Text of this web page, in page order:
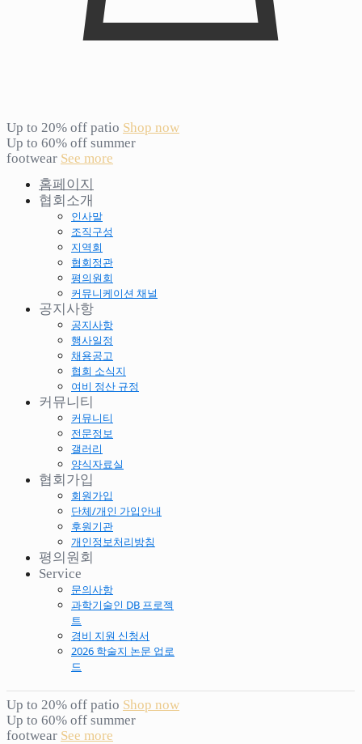
Up to 20% off patio Shop now
Up to 60% off summer
footwear See more
홈페이지
협회소개
인사말
조직구성
지역회
협회정관
평의원회
커뮤니케이션 채널
공지사항
공지사항
행사일정
채용공고
협회 소식지
여비 정산 규정
커뮤니티
커뮤니티
전문정보
갤러리
양식자료실
협회가입
회원가입
단체/개인 가입안내
후원기관
개인정보처리방침
평의원회
Service
문의사항
과학기술인 DB 프로젝
트
경비 지원 신청서
2026 학술지 논문 업로
드
Up to 20% off patio Shop now
Up to 60% off summer
footwear See more